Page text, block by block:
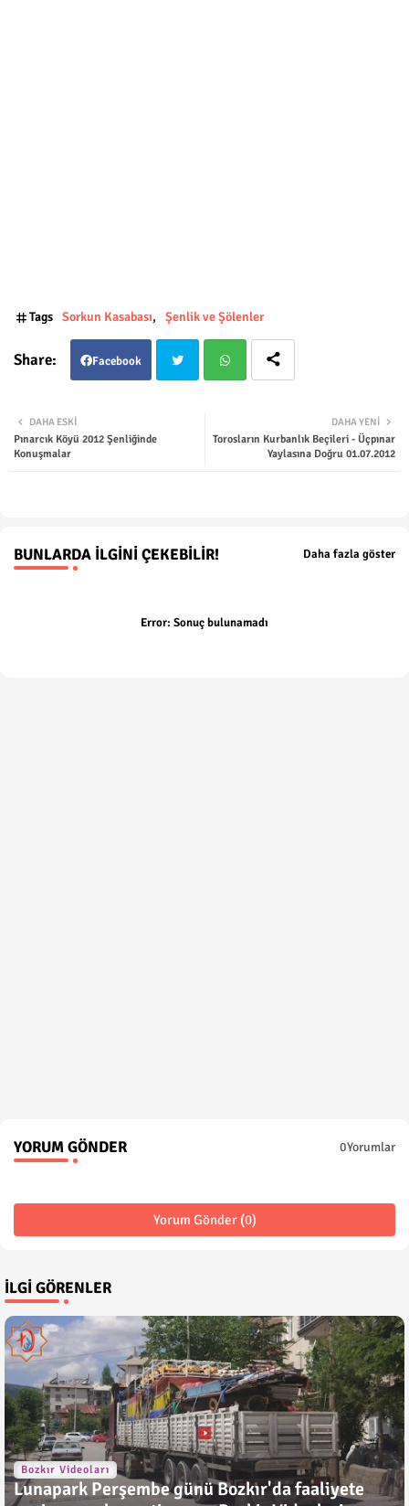
Tags Sorkun Kasabası Şenlik ve Şölenler
Facebook
tsap
DAHA YENI
Torosların Kurbanlık Beçileri - Üçpınar
Yaylasına Doğru 01.07.2012
DAHA ESKI
Pınarcık Köyü 2012 Şenliğinde
Konuşmalar
BUNLARDA İLGINI ÇEKEBILIR! Daha fazla göster
Error: Sonuç bulunamadı
YORUM GÖNDER 0Yorumlar
Yorum Gönder (0)
İLGI GÖRENLER
Bozkır Videoları
Lunapark Perşembe günü Bozkır'da faaliyete